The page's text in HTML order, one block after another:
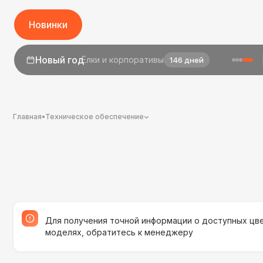
Новинки
1 сентябряДень знаний 24 дня
Главная•Техническое обеспечение
Для получения точной информации о доступных
моделях, обратитесь к менеджеру